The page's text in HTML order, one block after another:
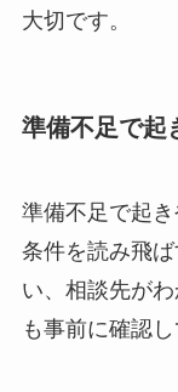
大切です。
準備不足で起
準備不足で起き
条件を読み飛
い、相談先が
も事前に確認